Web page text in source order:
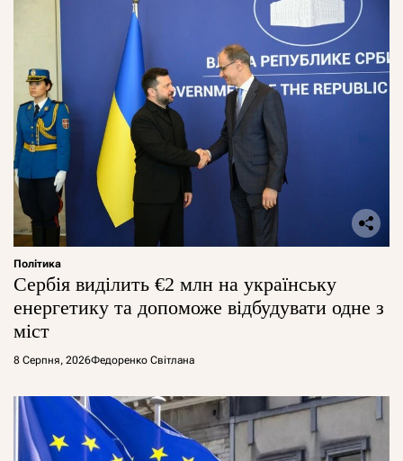
Політика
Сербія виділить €2 млн на українську
енергетику та допоможе відбудувати одне з
міст
8 Серпня, 2026Федоренко Світлана